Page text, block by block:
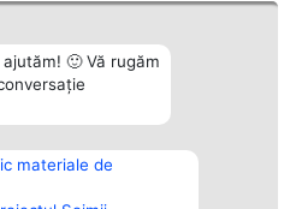
🙂 Vă rugăm
materiale de
Tuturor
Contact